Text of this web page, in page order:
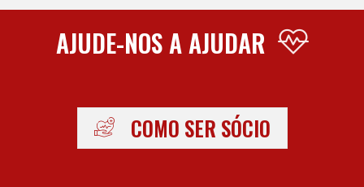
AJUDE-NOS A AJUDAR
COMO SER SÓCIO